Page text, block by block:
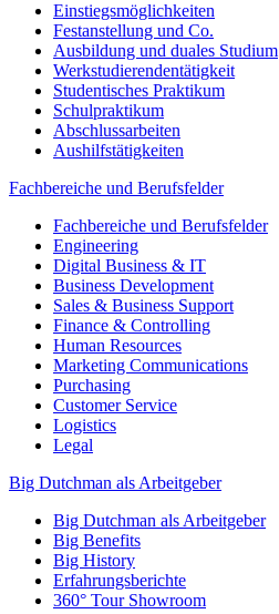
Einstiegsmöglichkeiten
Festanstellung und Co.
Ausbildung und duales Studium
Werkstudierendentätigkeit
Studentisches Praktikum
Schulpraktikum
Abschlussarbeiten
Aushilfstätigkeiten
Fachbereiche und Berufsfelder
Fachbereiche und Berufsfelder
Engineering
Digital Business & IT
Business Development
Sales & Business Support
Finance & Controlling
Human Resources
Marketing Communications
Purchasing
Customer Service
Logistics
Legal
Big Dutchman als Arbeitgeber
Big Dutchman als Arbeitgeber
Big Benefits
Big History
Erfahrungsberichte
360° Tour Showroom